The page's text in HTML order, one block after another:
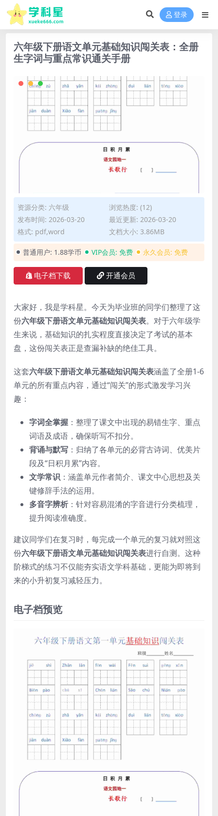
登录
六年级下册语文单元基础知识闯关表：全册
生字词与重点常识通关手册
资源分类: 六年级
浏览热度: (12)
发布时间: 2026-03-20
最近更新: 2026-03-20
格式: pdf,word
文档大小: 3.86MB
普通用户: 1.88学币 VIP会员: 免费 永久会员: 免费
电子档下载 开通会员
大家好，我是学科星。今天为毕业班的同学们整理了这
份六年级下册语文单元基础知识闯关表。对于六年级学
生来说，基础知识的扎实程度直接决定了考试的基本
盘，这份闯关表正是查漏补缺的绝佳工具。
这套六年级下册语文单元基础知识闯关表涵盖了全册1-6
单元的所有重点内容，通过“闯关”的形式激发学习兴
趣：
字词全掌握 ：整理了课文中出现的易错生字、重点
词语及成语，确保听写不扣分。
背诵与默写 ：归纳了各单元的必背古诗词、优美片
段及“日积月累”内容。
文学常识 ：涵盖单元作者简介、课文中心思想及关
键修辞手法的运用。
多音字辨析 ：针对容易混淆的字音进行分类梳理，
提升阅读准确度。
建议同学们在复习时，每完成一个单元的复习就对照这
份六年级下册语文单元基础知识闯关表进行自测。这种
阶梯式的练习不仅能夯实语文学科基础，更能为即将到
来的小升初复习减轻压力。
电子档预览